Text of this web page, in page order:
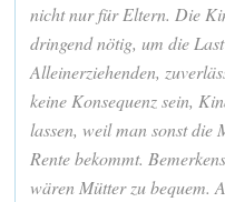
nicht nur für Eltern. Die
dringend nötig, um die
Alleinerziehenden,
keine Konsequenz sein,
lassen, weil man sonst die
Rente bekommt.
wären Mütter zu bequem.